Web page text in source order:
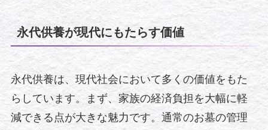
永代供養が現代にもたらす価値
永代供養は、現代社会において多くの価値をもた
らしています。まず、家族の経済負担を大幅に軽
減できる点が大きな魅力です。通常のお墓の管理